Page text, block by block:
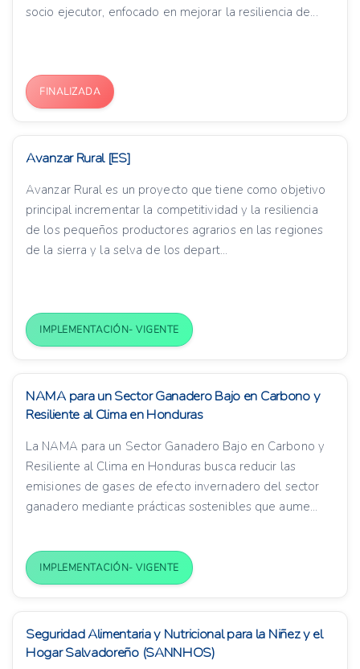
socio ejecutor, enfocado en mejorar la resiliencia de...
FINALIZADA
Avanzar Rural [ES]
Avanzar Rural es un proyecto que tiene como objetivo
principal incrementar la competitividad y la resiliencia
de los pequeños productores agrarios en las regiones
de la sierra y la selva de los depart...
IMPLEMENTACIÓN- VIGENTE
NAMA para un Sector Ganadero Bajo en Carbono y
Resiliente al Clima en Honduras
La NAMA para un Sector Ganadero Bajo en Carbono y
Resiliente al Clima en Honduras busca reducir las
emisiones de gases de efecto invernadero del sector
ganadero mediante prácticas sostenibles que aume...
IMPLEMENTACIÓN- VIGENTE
Seguridad Alimentaria y Nutricional para la Niñez y el
Hogar Salvadoreño (SANNHOS)